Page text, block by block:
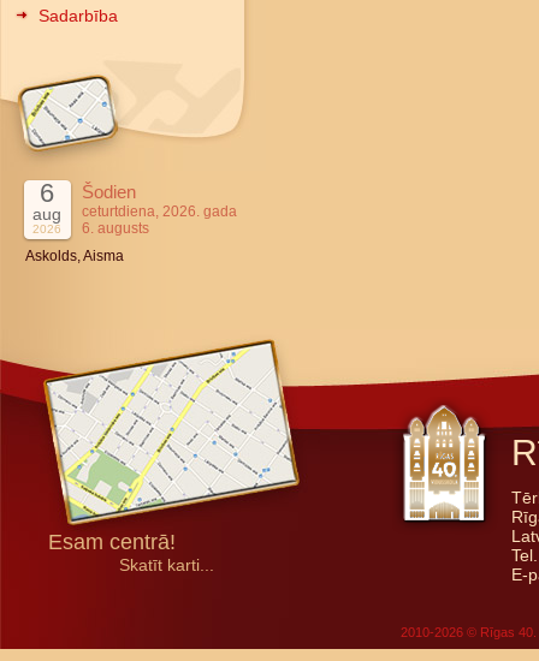
Sadarbība
6
aug
2026
Šodien
ceturtdiena, 2026. gada
6. augusts
Askolds, Aisma
Esam centrā!
Skatīt karti...
E-
2010-2026 © Rīgas